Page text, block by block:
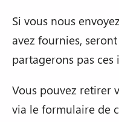
Si vous nous
avez fournies,
partagerons pas
Vous pouvez retirer
via le formulaire de